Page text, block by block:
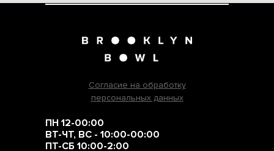
Согласие на обработку
персональных данных
ПН 12-00:00
ВТ-ЧТ, ВС - 10:00-00:00
ПТ-СБ 10:00-2:00